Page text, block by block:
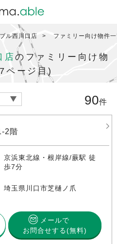
ル西川口店 ファミリー向け物件
店のファミリー向け物
ページ目)
90件
2階
京浜東北線・根岸線/蕨駅 徒
歩7分
埼玉県川口市芝樋ノ爪
メールで
お問合せする(無料)